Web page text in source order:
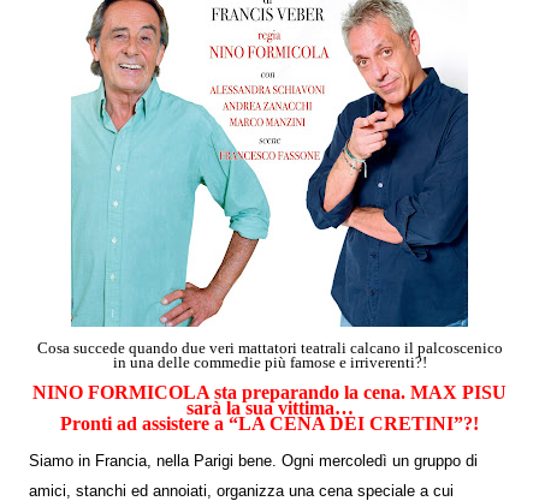
Cosa succede quando due veri mattatori teatrali calcano il palcoscenico
in una delle commedie più famose e irriverenti?!
NINO FORMICOLA sta preparando la cena. MAX PISU
sarà la sua vittima…
Pronti ad assistere a “LA CENA DEI CRETINI”?!
Siamo in Francia, nella Parigi bene. Ogni mercoledì un gruppo di
amici, stanchi ed annoiati, organizza una cena speciale a cui